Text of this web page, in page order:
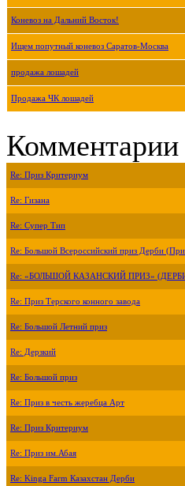
Коневоз на Дальний Восток!
Ищем попутный коневоз Саратов-Москва
продажа лошадей
Продажа ЧК лошадей
Комментарии
Re: Приз Критериум
Re: Гизана
Re: Супер Тип
Re: Большой Всероссийский приз Дерби
Re: «БОЛЬШОЙ КАЗАНСКИЙ ПРИЗ»
Re: Приз Терского конного завода
Re: Большой Летний приз
Re: Дерзкий
Re: Большой приз
Re: Приз в честь жеребца Арт
Re: Приз Критериум
Re: Приз им.Абая
Re: Kinga Farm Казахстан Дерби